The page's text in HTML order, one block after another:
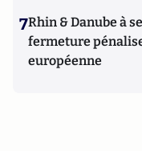
7Rhin & Danube à
fermeture
européenne